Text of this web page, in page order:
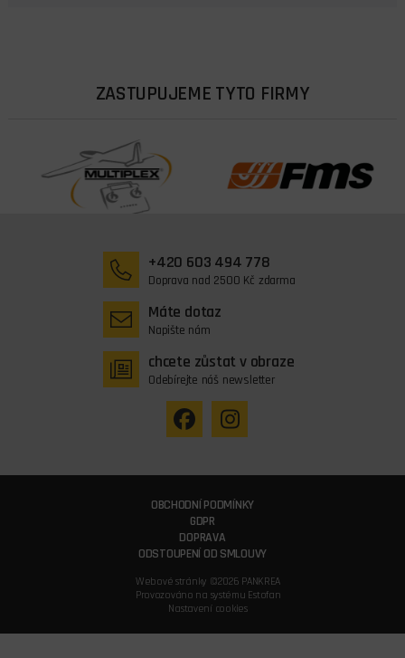
ZASTUPUJEME TYTO FIRMY
+420 603 494 778
Doprava nad 2500 Kč zdarma
Máte dotaz
Napište nám
chcete zůstat v obraze
Odebírejte náš newsletter
OBCHODNÍ PODMÍNKY
GDPR
DOPRAVA
ODSTOUPENÍ OD SMLOUVY
Webové stránky ©2026 PANKREA
Provozováno na systému Estofan
Nastavení cookies